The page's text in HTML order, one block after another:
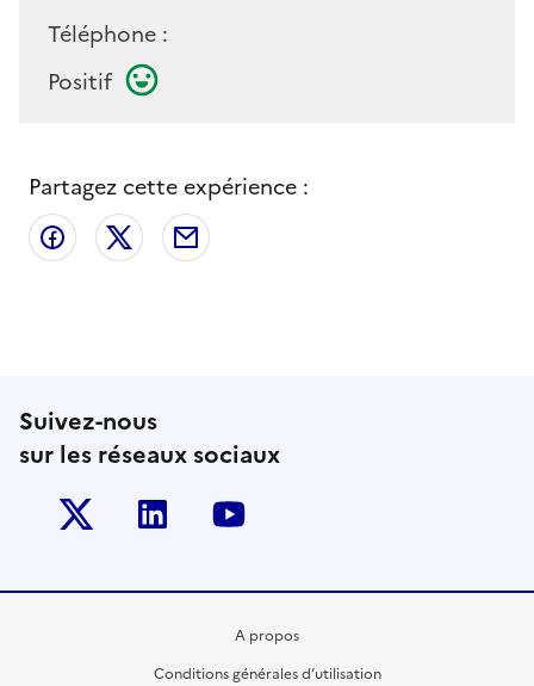
Téléphone :
Positif
Partagez cette expérience :
Partager sur Facebook
Partager sur X
Suivez-nous
sur les réseaux sociaux
Twitter-x Linkedin
A propos
Conditions générales d’utilisation